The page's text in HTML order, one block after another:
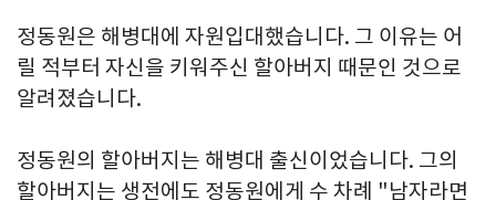
정동원은 해병대에 자원입대했습니다. 그 이유는 어
릴 적부터 자신을 키워주신 할아버지 때문인 것으로
알려졌습니다.
정동원의 할아버지는 해병대 출신이었습니다. 그의
할아버지는 생전에도 정동원에게 수 차례 "남자라면